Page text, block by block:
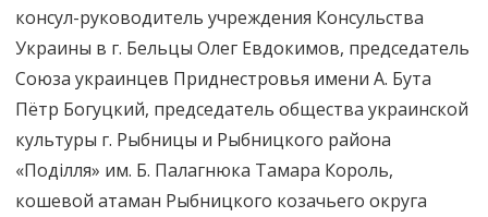
консул-руководитель учреждения Консульства
Украины в г. Бельцы Олег Евдокимов, председатель
Союза украинцев Приднестровья имени А. Бута
Пётр Богуцкий, председатель общества украинской
культуры г. Рыбницы и Рыбницкого района
«Подiлля» им. Б. Палагнюка Тамара Король,
кошевой атаман Рыбницкого козачьего округа